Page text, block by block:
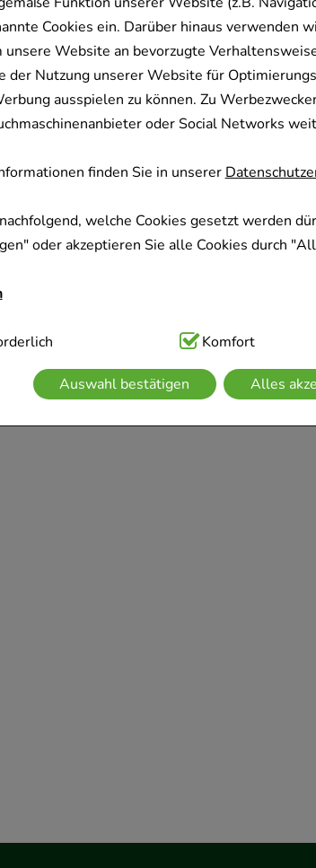
Cookies ein. Darüber hinaus verwenden
unsere Website an bevorzugte
der Nutzung unserer Website für
ausspielen zu können. Zu
oder Social Networks
finden Sie in unserer
welche Cookies gesetzt werden
oder akzeptieren Sie alle Cookies durch
Hierbei handelt es sich um Cookies, die
sind (z.B. Navigation, Warenkorb,
kann.
Komfort
Auswahl bestätigen Alles